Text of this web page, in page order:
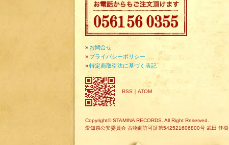
» お問合せ
» プライバシーポリシー
»特定商取引法に基づく表記
RSS ｜ ATOM
Copyright© STAMINA RECORDS. All Right Reserved.
愛知県公安委員会 古物商許可証第542521606800号 武田 佳樹